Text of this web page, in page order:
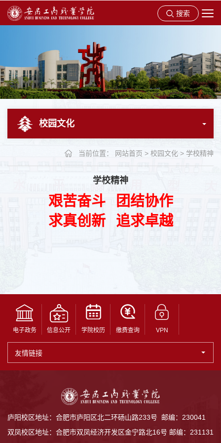
搜索
校园文化
当前位置： 网站首页 > 校园文化 > 学校精神
学校精神
艰苦奋斗 团结协作
求真创新 追求卓越
电子政务 信息公开 学院校历 缴费查询 VPN
友情链接
庐阳校区地址：合肥市庐阳区北二环砀山路233号 邮编：230041
双凤校区地址：合肥市双凤经济开发区金宁路北16号 邮编：231131